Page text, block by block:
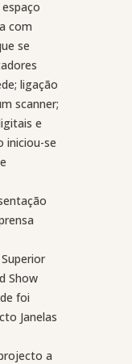
com
se
ligação
scanner;
e
iniciou-se
Show
foi
Janelas
a